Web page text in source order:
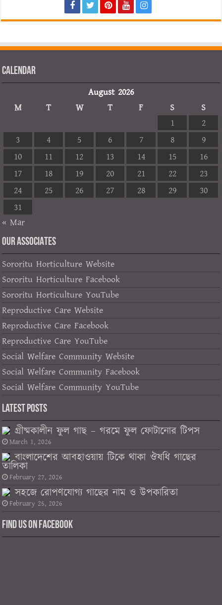
Calendar
August 2026
M
T W T F S
S
1
2
3
4 5 6 7 8
9
10
11 12 13 14 15
16
17
18 19 20 21 22
23
24
25 26 27 28 29
30
31
« Mar
OUR ASSOCIATES
Sororitu Horticulture Website
Sororitu Horticulture Facebook
Sororitu Horticulture YouTube
Reproductive Care Website
Reproductive Care Facebook
Reproductive Care YouTube
Social Welfare Community Website
Social Welfare Community Facebook
Social Welfare Community YouTube
Latest Posts
গ্রীষ্মকালীন ফুল গাছ – গরমে ফুল ফোটানোর টিপস
March 1, 2026
বাংলাদেশের আবহাওয়ায় টিকে থাকা ঔষধি গাছের
তালিকা
February 27, 2026
সহজে রোপণযোগ্য গাছের নাম ও উপকারিতা
February 25, 2026
Find us on Facebook